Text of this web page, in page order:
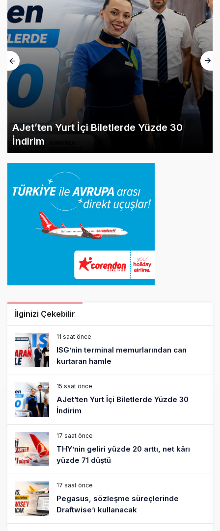
AJet’ten Yurt İçi Biletlerde Yüzde 30
İndirim
İlginizi Çekebilir
11 saat önce
ISG’nin terminal memurlarından can
kurtaran hamle
15 saat önce
AJet’ten Yurt İçi Biletlerde Yüzde 30
İndirim
17 saat önce
THY’nin geliri yüzde 20 arttı, net kârı
yüzde 71 düştü
17 saat önce
Pegasus, sözleşme süreçlerinde
Draftwise’ı kullanacak